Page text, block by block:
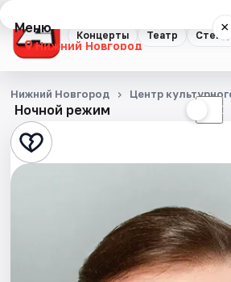
Концерты Театр
Меню ×
Нижний Новгород
Концерты
Театр
Стендап
Экскурсии
Ночной режим ☾
Нижний Новгород Центр